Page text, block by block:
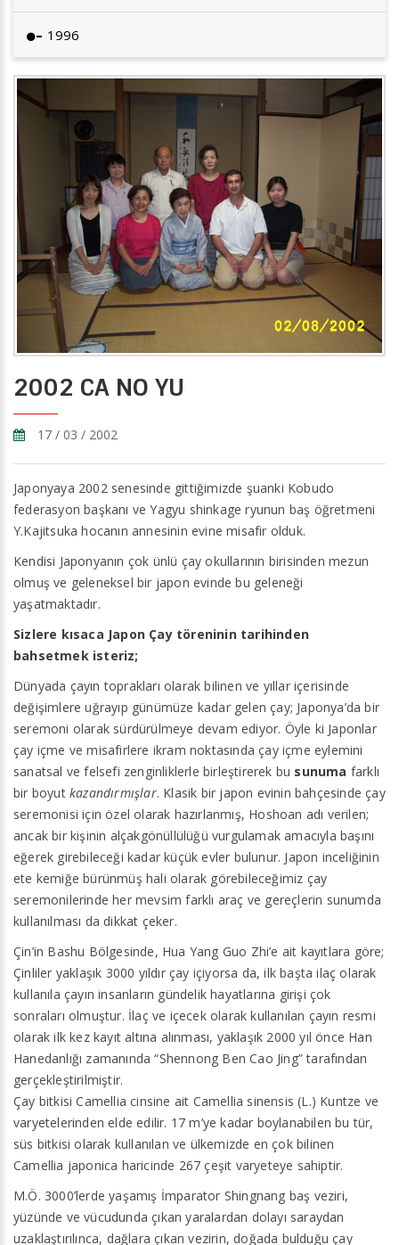
1996
2002 CA NO YU
17 / 03 / 2002
Japonyaya 2002 senesinde gittiğimizde şuanki Kobudo
federasyon başkanı ve Yagyu shinkage ryunun baş öğretmeni
Y.Kajitsuka hocanın annesinin evine misafir olduk.
Kendisi Japonyanın çok ünlü çay okullarının birisinden mezun
olmuş ve geleneksel bir japon evinde bu geleneği
yaşatmaktadır.
Sizlere kısaca Japon Çay töreninin tarihinden
bahsetmek isteriz;
Dünyada çayın toprakları olarak bilinen ve yıllar içerisinde
değişimlere uğrayıp günümüze kadar gelen çay; Japonya’da bir
seremoni olarak sürdürülmeye devam ediyor. Öyle ki Japonlar
çay içme ve misafirlere ikram noktasında çay içme eylemini
sanatsal ve felsefi zenginliklerle birleştirerek bu sunuma farklı
bir boyutkazandırmışlar. Klasik bir japon evinin bahçesinde çay
seremonisi için özel olarak hazırlanmış, Hoshoan adı verilen;
ancak bir kişinin alçakgönüllülüğü vurgulamak amacıyla başını
eğerek girebileceği kadar küçük evler bulunur. Japon inceliğinin
ete kemiğe bürünmüş hali olarak görebileceğimiz çay
seremonilerinde her mevsim farklı araç ve gereçlerin sunumda
kullanılması da dikkat çeker.
Çin’in Bashu Bölgesinde, Hua Yang Guo Zhi’e ait kayıtlara göre;
Çinliler yaklaşık 3000 yıldır çay içiyorsa da, ilk başta ilaç olarak
kullanıla çayın insanların gündelik hayatlarına girişi çok
sonraları olmuştur. İlaç ve içecek olarak kullanılan çayın resmi
olarak ilk kez kayıt altına alınması, yaklaşık 2000 yıl önce Han
Hanedanlığı zamanında “Shennong Ben Cao Jing” tarafından
gerçekleştirilmiştir.
Çay bitkisi Camellia cinsine ait Camellia sinensis (L.) Kuntze ve
varyetelerinden elde edilir. 17 m’ye kadar boylanabilen bu tür,
süs bitkisi olarak kullanılan ve ülkemizde en çok bilinen
Camellia japonica haricinde 267 çeşit varyeteye sahiptir.
M.Ö. 3000’lerde yaşamış İmparator Shingnang baş veziri,
yüzünde ve vücudunda çıkan yaralardan dolayı saraydan
uzaklaştırılınca, dağlara çıkan vezirin, doğada bulduğu çay